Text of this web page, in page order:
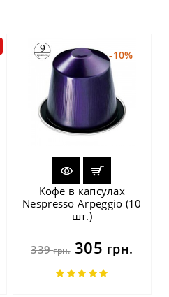
-10%
Кофе в капсулах
Nespresso Arpeggio (10
шт.)
339грн.305 грн.